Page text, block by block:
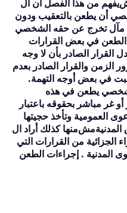
يفهم من هذا الفصل أن ال
أن يطعن بالتعقيب ودون
مآل تخرج عن حقه الشخصي
الطعن في بعض القرارات
القرار الصادر بأن لا وجه
الزمن والقرار الصادر بعدم
في بعض أوجه التهمة.
يطعن في هذه
غر مباشر بحقوقه باعتبار
العمومية وتأخذ حجيتها
منها كذلك أراد المش
الجزائية من القرارات التي
المدنية . إجراءات الطعن